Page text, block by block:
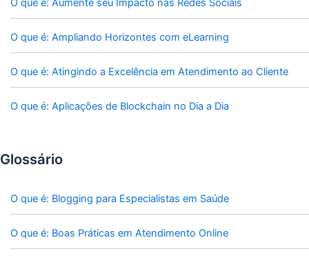
O que é: Aumente seu Impacto nas Redes Sociais
O que é: Ampliando Horizontes com eLearning
O que é: Atingindo a Excelência em Atendimento ao Cliente
O que é: Aplicações de Blockchain no Dia a Dia
Glossário
O que é: Blogging para Especialistas em Saúde
O que é: Boas Práticas em Atendimento Online